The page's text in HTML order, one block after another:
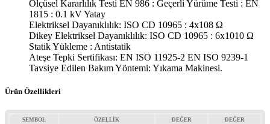
Ölçüsel Kararlılık Testi EN 986 : Geçerli Yürüme Testi : EN
1815 : 0.1 kV Yatay
Elektriksel Dayanıklılık: ISO CD 10965 : 4x108 Ω
Dikey Elektriksel Dayanıklılık: ISO CD 10965 : 6x1010 Ω
Statik Yükleme : Antistatik
Ateşe Tepki Sertifikası: EN ISO 11925-2 EN ISO 9239-1
Tavsiye Edilen Bakım Yöntemi: Yıkama Makinesi.
Ürün Özellikleri
SEMBOL ÖZELLİK DEĞER DEĞER